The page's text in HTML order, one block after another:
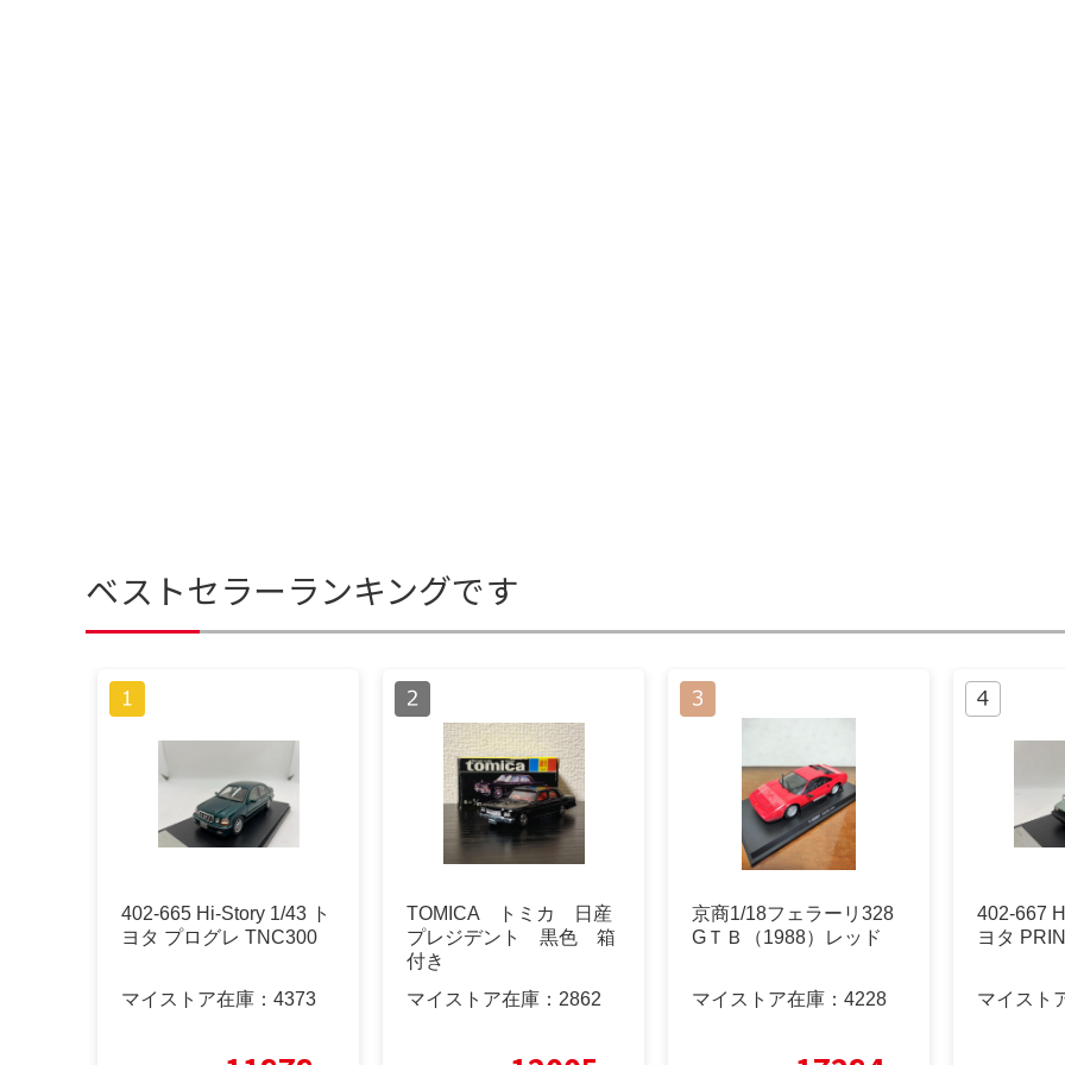
ベストセラーランキングです
402-665 Hi-Story 1/43 ト
ヨタ プログレ TNC300
マイストア在庫： 4373
TOMICA トミカ 日産
プレジデント 黒色 箱
付き
マイストア在庫： 2862
京商1/18フェラーリ328
GＴＢ（1988）レッド
マイストア在庫： 4228
402-667
ヨタ
マイスト